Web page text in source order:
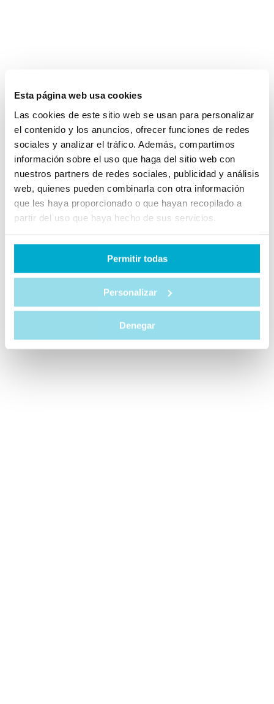
Esta página web usa cookies
Las cookies de este sitio web se usan para personalizar
el contenido y los anuncios, ofrecer funciones de redes
sociales y analizar el tráfico. Además, compartimos
información sobre el uso que haga del sitio web con
nuestros partners de redes sociales, publicidad y análisis
web, quienes pueden combinarla con otra información
que les haya proporcionado o que hayan recopilado a
partir del uso que haya hecho de sus servicios.
Permitir todas
Personalizar
Denegar